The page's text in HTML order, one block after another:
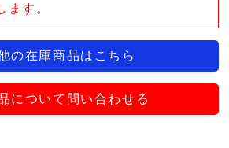
ます。
の在庫商品はこちら
について問い合わせる